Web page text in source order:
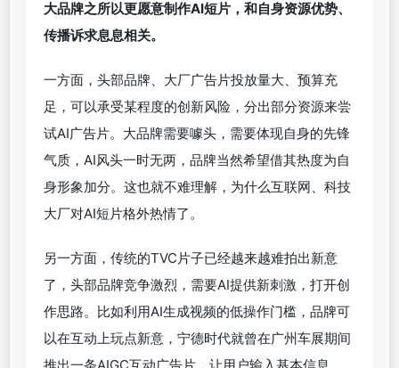
大品牌之所以更愿意制作AI短片，和自身资源优势、
传播诉求息息相关。
一方面，头部品牌、大厂广告片投放量大、预算充
足，可以承受某程度的创新风险，分出部分资源来尝
试AI广告片。大品牌需要噱头，需要体现自身的先锋
气质，AI风头一时无两，品牌当然希望借其热度为自
身形象加分。这也就不难理解，为什么互联网、科技
大厂对AI短片格外热情了。
另一方面，传统的TVC片子已经越来越难拍出新意
了，头部品牌竞争激烈，需要AI提供新刺激，打开创
作思路。比如利用AI生成视频的低操作门槛，品牌可
以在互动上玩点新意，宁德时代就曾在广州车展期间
推出一条AIGC互动广告片，让用户输入基本信息、